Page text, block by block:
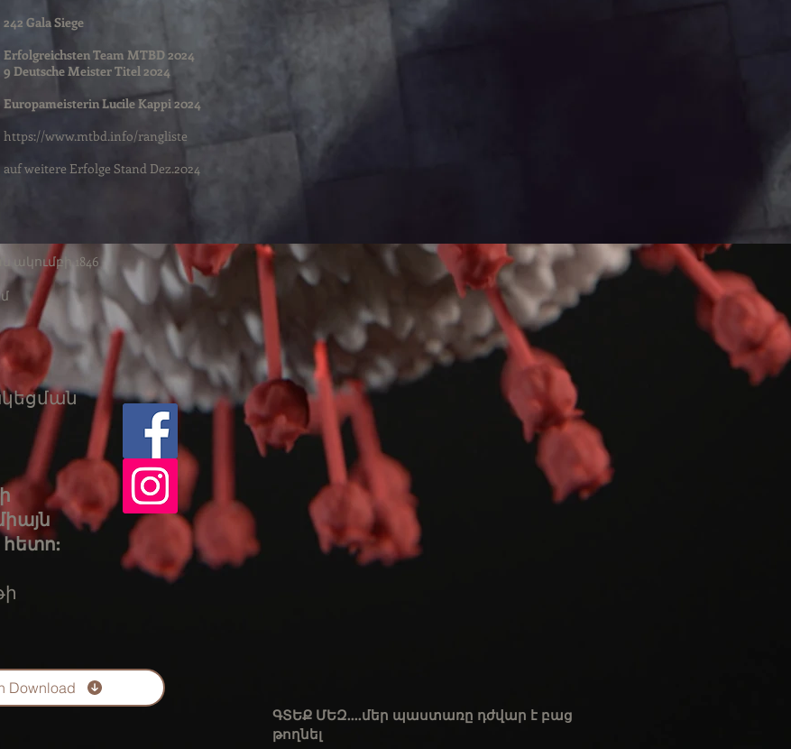
242 Gala Siege
Erfolgreichsten Team MTBD 2024
9 Deutsche Meister Titel 2024
Europameisterin Lucile Kappi 2024
https://www.mtbd.info/rangliste
auf weitere Erfolge Stand Dez.2024
ակումբի 1846
Download
ԳՏԵՔ ՄԵԶ....մեր պաստառը դժվար է բաց
թողնել